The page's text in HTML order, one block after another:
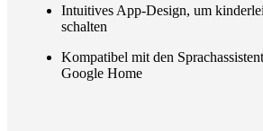
Intuitives App-Design, um
schalten
Kompatibel mit den
Google Home